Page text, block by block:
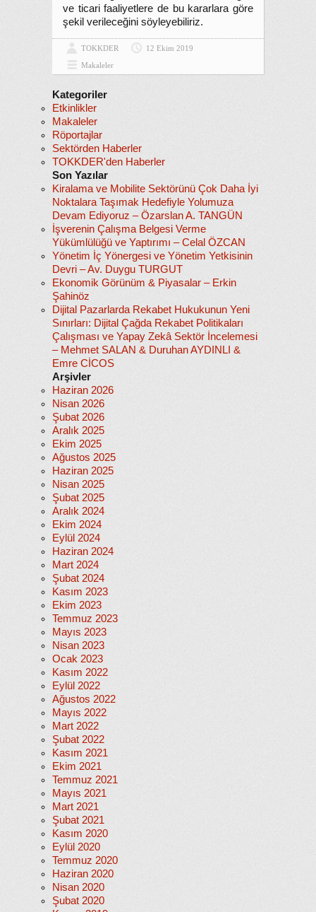
ve ticari faaliyetlere de bu kararlara göre
şekil verileceğini söyleyebiliriz.
TOKKDER
12 Ekim 2019
Makaleler
Kategoriler
Etkinlikler
Makaleler
Röportajlar
Sektörden Haberler
TOKKDER'den Haberler
Son Yazılar
Kiralama ve Mobilite Sektörünü Çok Daha İyi
Noktalara Taşımak Hedefiyle Yolumuza
Devam Ediyoruz – Özarslan A. TANGÜN
İşverenin Çalışma Belgesi Verme
Yükümlülüğü ve Yaptırımı – Celal ÖZCAN
Yönetim İç Yönergesi ve Yönetim Yetkisinin
Devri – Av. Duygu TURGUT
Ekonomik Görünüm & Piyasalar – Erkin
Şahinöz
Dijital Pazarlarda Rekabet Hukukunun Yeni
Sınırları: Dijital Çağda Rekabet Politikaları
Çalışması ve Yapay Zekâ Sektör İncelemesi
– Mehmet SALAN & Duruhan AYDINLI &
Emre CİCOS
Arşivler
Haziran 2026
Nisan 2026
Şubat 2026
Aralık 2025
Ekim 2025
Ağustos 2025
Haziran 2025
Nisan 2025
Şubat 2025
Aralık 2024
Ekim 2024
Eylül 2024
Haziran 2024
Mart 2024
Şubat 2024
Kasım 2023
Ekim 2023
Temmuz 2023
Mayıs 2023
Nisan 2023
Ocak 2023
Kasım 2022
Eylül 2022
Ağustos 2022
Mayıs 2022
Mart 2022
Şubat 2022
Kasım 2021
Ekim 2021
Temmuz 2021
Mayıs 2021
Mart 2021
Şubat 2021
Kasım 2020
Eylül 2020
Temmuz 2020
Haziran 2020
Nisan 2020
Şubat 2020